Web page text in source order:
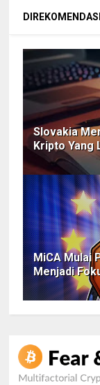
Slovakia
Kripto Yang
MiCA Mulai
Menjadi